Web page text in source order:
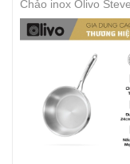
- Màu sắc: Xanh mint
- Dung tích: Nồi nấu
- Công suất: Nồi nấu
- Bộ phụ kiện sản
nấu - Chảo nấu - Nắp